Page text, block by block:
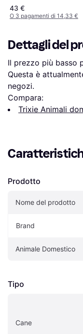
43 €
O 3 pagamenti di 14,33 €
Dettagli del
Il prezzo più basso
Questa è
negozi.
Compara:
Trixie Animali
Prodotto
Nome del prodotto
Brand
Animale Domestico
Tipo
Cane